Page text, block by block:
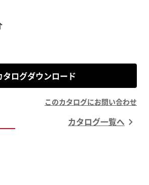
タログダウンロード
このカタログにお問い合わせ
カタログ一覧へ